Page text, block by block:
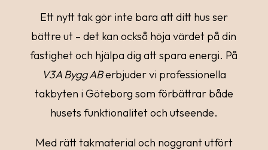
Ett nytt tak gör inte bara att ditt hus ser
bättre ut – det kan också höja värdet på din
fastighet och hjälpa dig att spara energi. På
V3A Bygg ABerbjuder vi professionella
takbyten i Göteborg som förbättrar både
husets funktionalitet och utseende.
Med rätt takmaterial och noggrant utfört